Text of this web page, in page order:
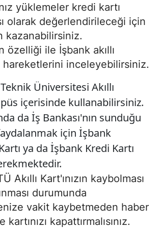
yüklemeler kredi kartı
olarak değerlendirileceği için
kazanabilirsiniz.
özelliği ile İşbank akıllı
hareketlerini inceleyebilirsiniz.
Üniversitesi Akıllı
içerisinde kullanabilirsiniz.
da İş Bankası'nın sunduğu
için İşbank
ya da İşbank Kredi Kartı
Akıllı Kart'ınızın kaybolması
durumunda
vakit kaybetmeden haber
kapattırmalısınız.